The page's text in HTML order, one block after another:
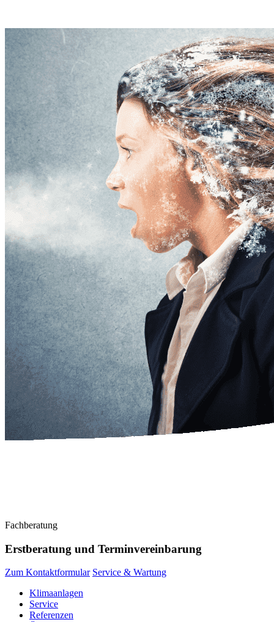
Fachberatung
Erstberatung und Terminvereinbarung
Zum Kontaktformular Service & Wartung
Klimaanlagen
Service
Referenzen